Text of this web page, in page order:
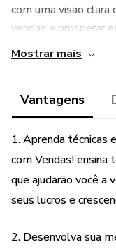
com uma visão clara
vendas e prosperar
Mostrar mais
Vantagens
1. Aprenda técnicas
com Vendas! ensina
que ajudarão você a
seus lucros e
2. Desenvolva sua